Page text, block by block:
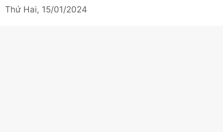
Thứ Hai, 15/01/2024